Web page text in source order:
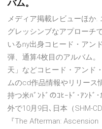
バム。
メディア掲載レビューほか.
グレッシンブなアプローチ
いるny出身コヒード・アン
弾、通算4枚目のアルバム
天」などコヒード・アンド
ムのcd作品情報やリリース
持つ米ﾊﾞﾝﾄﾞのｺﾋｰﾄﾞ･ｱﾝﾄﾞ
外で10月9日､日本（SHM-
『The Afterman: